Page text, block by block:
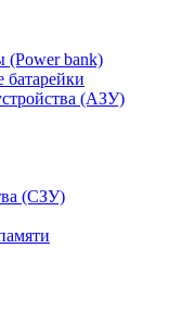
(Power bank)
батарейки
(АЗУ)
(СЗУ)